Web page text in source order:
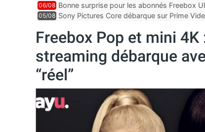
06/08 Bonne surprise pour les abonnés Freebox
inclus
05/08 Sony Pictures Core débarque sur Prime
Freebox Pop et mini
streaming débarque
“réel”